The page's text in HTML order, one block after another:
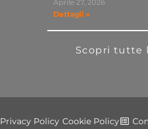
Aprile 27, 2026
Dettagli »
Scopri tutte
Privacy Policy Cookie Policy